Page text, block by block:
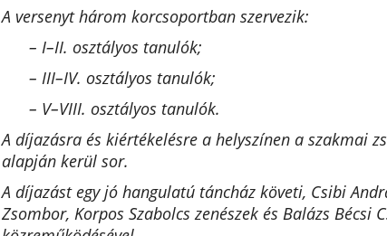
A versenyt három korcsoportban szervezik:
– I–II. osztályos tanulók;
– III–IV. osztályos tanulók;
– V–VIII. osztályos tanulók.
A díjazásra és kiértékelésre a helyszínen a szakmai
alapján kerül sor.
A díjazást egy jó hangulatú táncház követi, Csibi
Zsombor, Korpos Szabolcs zenészek és Balázs Bécsi